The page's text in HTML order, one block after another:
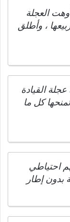
العجلة
، وأطلق
القيادة
كل ما
احتياطي
بدون إطار